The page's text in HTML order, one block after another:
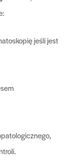
jeśli jest